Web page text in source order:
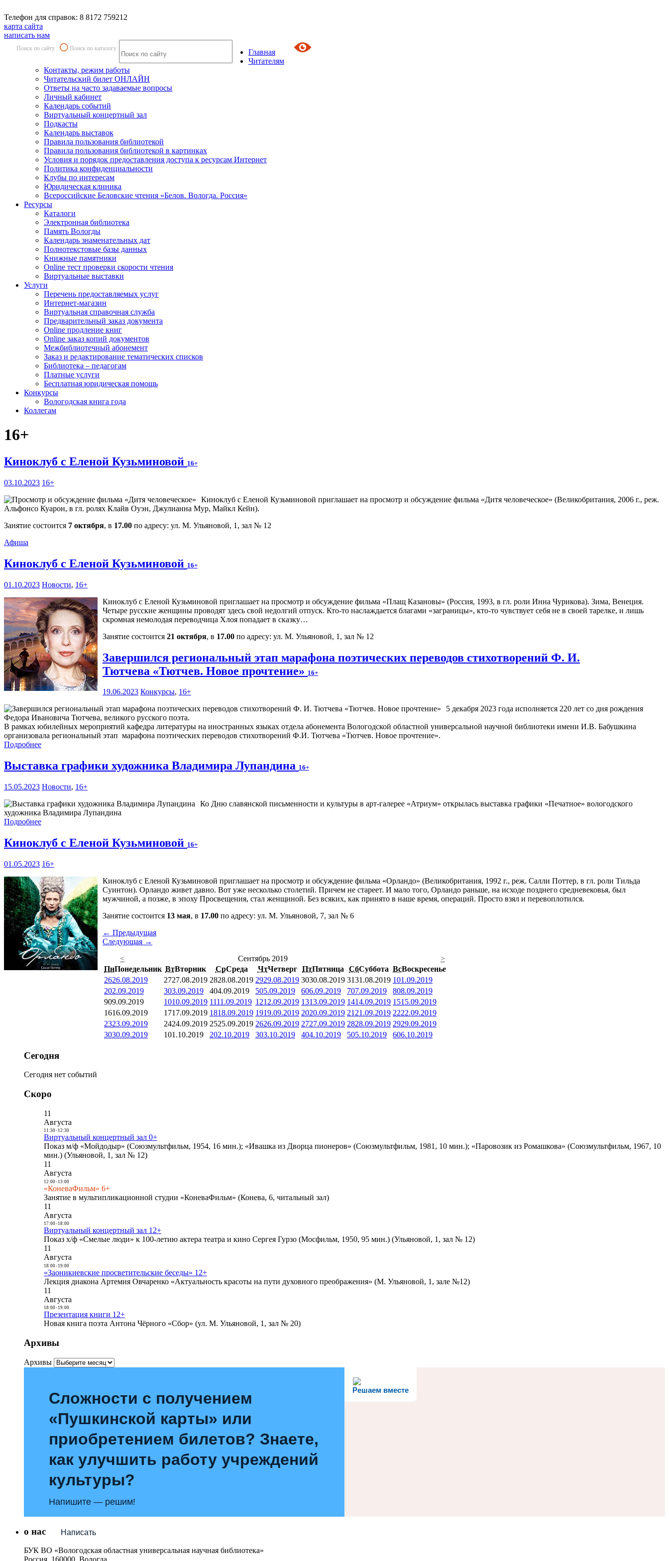
Телефон для справок: 8 8172 759212
карта сайта
написать нам
Поиск по сайту Поиск по каталогу
Главная
Читателям
Контакты, режим работы
Читательский билет ОНЛАЙН
Ответы на часто задаваемые вопросы
Личный кабинет
Календарь событий
Виртуальный концертный зал
Подкасты
Календарь выставок
Правила пользования библиотекой
Правила пользования библиотекой в картинках
Условия и порядок предоставления доступа к ресурсам Интернет
Политика конфиденциальности
Клубы по интересам
Юридическая клиника
Всероссийские Беловские чтения «Белов. Вологда. Россия»
Ресурсы
Каталоги
Электронная библиотека
Память Вологды
Календарь знаменательных дат
Полнотекстовые базы данных
Книжные памятники
Online тест проверки скорости чтения
Виртуальные выставки
Услуги
Перечень предоставляемых услуг
Интернет-магазин
Виртуальная справочная служба
Предварительный заказ документа
Online продление книг
Online заказ копий документов
Межбиблиотечный абонемент
Заказ и редактирование тематических списков
Библиотека – педагогам
Платные услуги
Бесплатная юридическая помощь
Конкурсы
Вологодская книга года
Коллегам
16+
Киноклуб с Еленой Кузьминовой 16+
03.10.2023 16+
Киноклуб с Еленой Кузьминовой приглашает на просмотр и обсуждение фильма «Дитя человеческое» (Великобритания, 2006 г., реж.
Альфонсо Куарон, в гл. ролях Клайв Оуэн, Джулианна Мур, Майкл Кейн).
Занятие состоится 7 октября, в 17.00 по адресу: ул. М. Ульяновой, 1, зал № 12
Афиша
Киноклуб с Еленой Кузьминовой 16+
01.10.2023 Новости, 16+
Киноклуб с Еленой Кузьминовой приглашает на просмотр и обсуждение фильма «Плащ Казановы» (Россия, 1993, в гл. роли Инна Чурикова). Зима, Венеция.
Четыре русские женщины проводят здесь свой недолгий отпуск. Кто-то наслаждается благами «заграницы», кто-то чувствует себя не в своей тарелке, и лишь
скромная немолодая переводчица Хлоя попадает в сказку…
Занятие состоится 21 октября, в 17.00 по адресу: ул. М. Ульяновой, 1, зал № 12
Завершился региональный этап марафона поэтических переводов стихотворений Ф. И.
Тютчева «Тютчев. Новое прочтение» 16+
19.06.2023 Конкурсы, 16+
5 декабря 2023 года исполняется 220 лет со дня рождения
Федора Ивановича Тютчева, великого русского поэта.
В рамках юбилейных мероприятий кафедра литературы на иностранных языках отдела абонемента Вологодской областной универсальной научной библиотеки имени И.В. Бабушкина
организовала региональный этап марафона поэтических переводов стихотворений Ф.И. Тютчева «Тютчев. Новое прочтение».
Подробнее
Выставка графики художника Владимира Лупандина 16+
15.05.2023 Новости, 16+
Ко Дню славянской письменности и культуры в арт-галерее «Атриум» открылась выставка графики «Печатное» вологодского
художника Владимира Лупандина
Подробнее
Киноклуб с Еленой Кузьминовой 16+
01.05.2023 16+
Киноклуб с Еленой Кузьминовой приглашает на просмотр и обсуждение фильма «Орландо» (Великобритания, 1992 г., реж. Салли Поттер, в гл. роли Тильда
Суинтон). Орландо живет давно. Вот уже несколько столетий. Причем не стареет. И мало того, Орландо раньше, на исходе позднего средневековья, был
мужчиной, а позже, в эпоху Просвещения, стал женщиной. Без всяких, как принято в наше время, операций. Просто взял и перевоплотился.
Занятие состоится 13 мая, в 17.00 по адресу: ул. М. Ульяновой, 7, зал № 6
← Предыдущая
Следующая →
<
Сентябрь 2019
>
ПнПонедельник ВтВторник СрСреда ЧтЧетверг ПтПятница СбСуббота ВсВоскресенье
2626.08.2019 2727.08.2019 2828.08.2019 2929.08.2019 3030.08.2019 3131.08.2019 101.09.2019
202.09.2019 303.09.2019 404.09.2019 505.09.2019 606.09.2019 707.09.2019 808.09.2019
909.09.2019 1010.09.2019 1111.09.2019 1212.09.2019 1313.09.2019 1414.09.2019 1515.09.2019
1616.09.2019 1717.09.2019 1818.09.2019 1919.09.2019 2020.09.2019 21 21.09.2019 2222.09.2019
2323.09.2019 2424.09.2019 2525.09.2019 2626.09.2019 2727.09.2019 2828.09.2019 2929.09.2019
3030.09.2019 101.10.2019 202.10.2019 303.10.2019 404.10.2019 505.10.2019 606.10.2019
Сегодня
Сегодня нет событий
Скоро
11
Августа
11:30- 12:30
Виртуальный концертный зал 0+
Показ м/ф «Мойдодыр» (Союзмультфильм, 1954, 16 мин.); «Ивашка из Дворца пионеров» (Союзмультфильм, 1981, 10 мин.); «Паровозик из Ромашкова» (Союзмультфильм, 1967, 10
мин.) (Ульяновой, 1, зал № 12)
11
Августа
12:00- 13:00
«КоневаФильм» 6+
Занятие в мультипликационной студии «КоневаФильм» (Конева, 6, читальный зал)
11
Августа
17:00- 18:00
Виртуальный концертный зал 12+
Показ х/ф «Смелые люди» к 100-летию актера театра и кино Сергея Гурзо (Мосфильм, 1950, 95 мин.) (Ульяновой, 1, зал № 12)
11
Августа
18:00- 19:00
«Заоникиевские просветительские беседы» 12+
Лекция диакона Артемия Овчаренко «Актуальность красоты на пути духовного преображения» (М. Ульяновой, 1, зале №12)
11
Августа
18:00- 19:00
Презентация книги 12+
Новая книга поэта Антона Чёрного «Сбор» (ул. М. Ульяновой, 1, зал № 20)
Архивы
Архивы
Решаем вместе
Сложности с получением
«Пушкинской карты» или
приобретением билетов? Знаете,
как улучшить работу учреждений
культуры?
Напишите — решим!
Написать
о нас
БУК ВО «Вологодская областная универсальная научная библиотека»